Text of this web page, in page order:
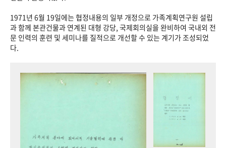
VR 역사관
1971년 6월 19일에는 협정내용의 일부 개정으로 가족계획연구원 설립
과 함께 본관건물과 연계된 대형 강당, 국제회의실을 완비하여 국내외 전
문 인력의 훈련 및 세미나를 질적으로 개선할 수 있는 계기가 조성되었
다.